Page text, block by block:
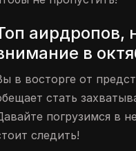
аирдропов,
в
в восторге от
стать
погрузимся в
следить!